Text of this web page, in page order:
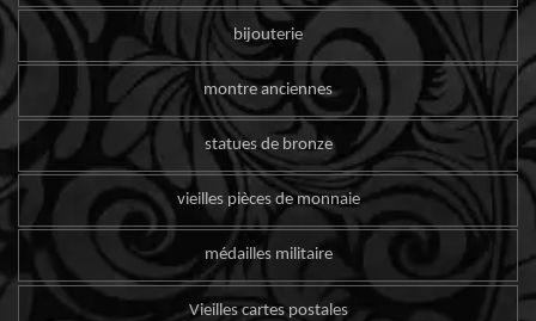
bijouterie
montre anciennes
statues de bronze
vieilles pièces de monnaie
médailles militaire
Vieilles cartes postales